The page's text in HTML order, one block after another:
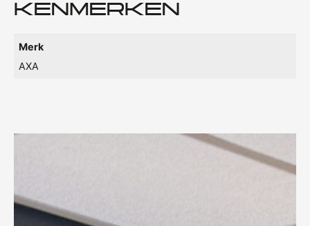
KENMERKEN
Merk
AXA